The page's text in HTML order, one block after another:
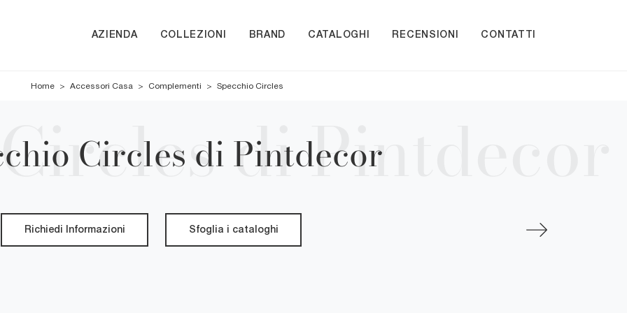
AZIENDA COLLEZIONI BRAND CATALOGHI RECENSIONI CONTATTI
Home > Accessori Casa > Complementi > Specchio Circles
Circles di Pintdecor
Richiedi Informazioni Sfoglia i cataloghi